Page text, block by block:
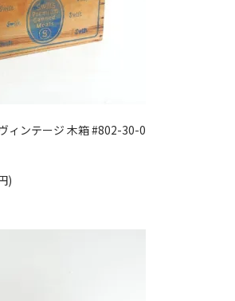
ンテージ 木箱 #802-30-0
)